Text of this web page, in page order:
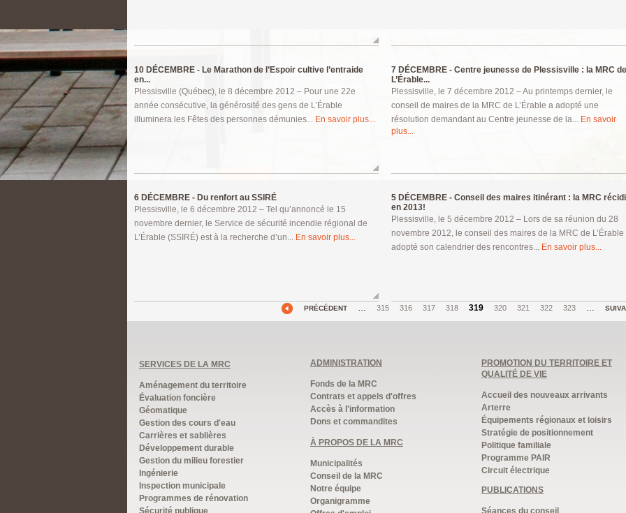
10 DÉCEMBRE - Le Marathon de l’Espoir cultive l’entraide
en...
Plessisville (Québec), le 8 décembre 2012 – Pour une 22e
année consécutive, la générosité des gens de L’Érable
illuminera les Fêtes des personnes démunies... En savoir plus...
7 DÉCEMBRE - Centre jeunesse de Plessisville : la MRC de
L’Érable...
Plessisville, le 7 décembre 2012 – Au printemps dernier, le
conseil de maires de la MRC de L’Érable a adopté une
résolution demandant au Centre jeunesse de la... En savoir
plus...
6 DÉCEMBRE - Du renfort au SSIRÉ
Plessisville, le 6 décembre 2012 – Tel qu’annoncé le 15
novembre dernier, le Service de sécurité incendie régional de
L’Érable (SSIRÉ) est à la recherche d’un... En savoir plus...
5 DÉCEMBRE - Conseil des maires itinérant : la MRC
en 2013!
Plessisville, le 5 décembre 2012 – Lors de sa réunion du 28
novembre 2012, le conseil des maires de la MRC de L’Érable
adopté son calendrier des rencontres... En savoir plus...
PRÉCÉDENT … 315 316 317 318 319 320 321 322 323 …
SERVICES DE LA MRC
Aménagement du territoire
Évaluation foncière
Géomatique
Gestion des cours d'eau
Carrières et sablières
Développement durable
Gestion du milieu forestier
Ingénierie
Inspection municipale
Programmes de rénovation
Sécurité publique
ADMINISTRATION
Fonds de la MRC
Contrats et appels d'offres
Accès à l'information
Dons et commandites
À PROPOS DE LA MRC
Municipalités
Conseil de la MRC
Notre équipe
Organigramme
PROMOTION DU TERRITOIRE ET
QUALITÉ DE VIE
Accueil des nouveaux arrivants
Arterre
Équipements régionaux et loisirs
Stratégie de positionnement
Politique familiale
Programme PAIR
Circuit électrique
PUBLICATIONS
Séances du conseil